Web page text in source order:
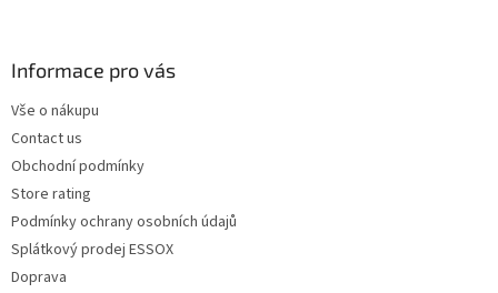
Informace pro vás
Vše o nákupu
Contact us
Obchodní podmínky
Store rating
Podmínky ochrany osobních údajů
Splátkový prodej ESSOX
Doprava